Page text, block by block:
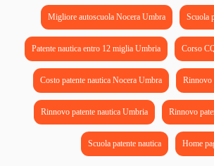
Migliore autoscuola Nocera Umbra Scuola
Patente nautica entro 12 miglia Umbria Corso
Costo patente nautica Nocera Umbra Rinnovo
Rinnovo patente nautica Umbria Rinnovo
Scuola patente nautica Home